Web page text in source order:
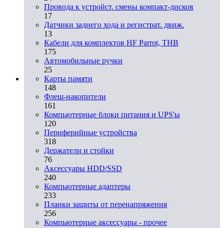
Провода к устройст. смены компакт-дисков
17
Датчики заднего хода и регистрат. движ.
13
Кабели для комплектов HF Parrot, THB
175
Автомобильные ручки
25
Карты памяти
148
Флеш-накопители
161
Компьютерные блоки питания и UPS'ы
120
Периферийные устройства
318
Держатели и стойки
76
Аксессуары HDD/SSD
240
Компьютерные адаптеры
233
Планки защиты от перенапряжения
256
Компьютерные аксессуары - прочее